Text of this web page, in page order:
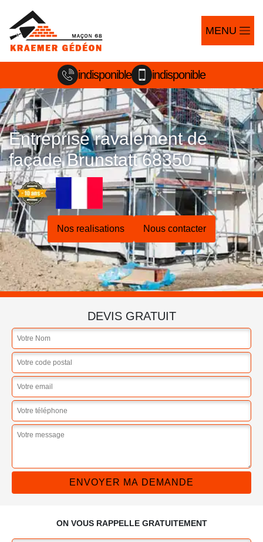
MENU
indisponible indisponible
Entreprise ravalement de
façade Brunstatt 68350
Nos realisations Nous contacter
DEVIS GRATUIT
ON VOUS RAPPELLE GRATUITEMENT